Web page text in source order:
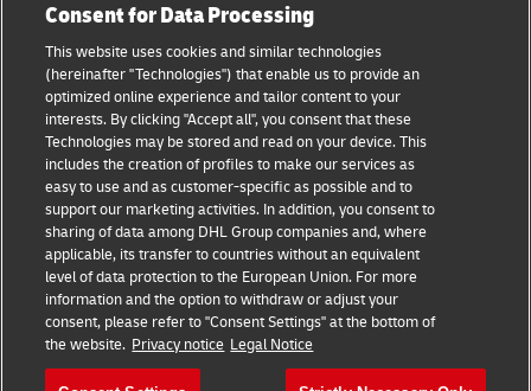
E-ticaret Tavsiyeleri
B2B Tavsiyeleri
Lojistik Tavsiyeleri
Haberler ve Görüşler
DHL ile gönderin
Basın Merkezi
Sürdürülebilirlik
Yasal bildirim
Kullanım Şartları
Gizlilik
Çerez Ayarları
Bizi takip edin
Consent for Data Processing
This website uses cookies and similar technologies
(hereinafter "Technologies") that enable us to provide an
optimized online experience and tailor content to your
interests. By clicking "Accept all", you consent that these
Technologies may be stored and read on your device. This
includes the creation of profiles to make our services as
easy to use and as customer-specific as possible and to
support our marketing activities. In addition, you consent to
sharing of data among DHL Group companies and, where
applicable, its transfer to countries without an equivalent
level of data protection to the European Union. For more
information and the option to withdraw or adjust your
consent, please refer to "Consent Settings" at the bottom of
the website. Privacy notice Legal Notice